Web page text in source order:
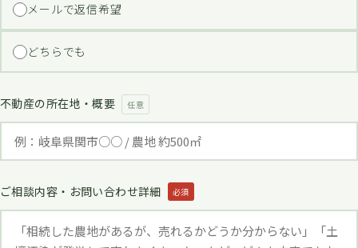
メールで返信希望
どちらでも
不動産の所在地・概要 任意
ご相談内容・お問い合わせ詳細 必須